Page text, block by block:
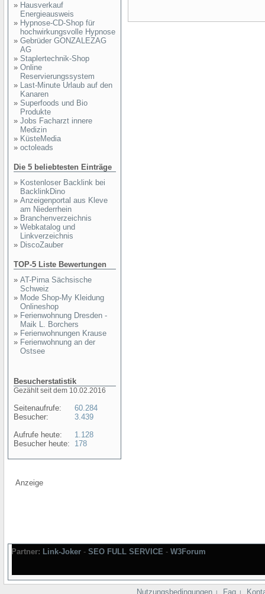
» Hausverkauf
Energieausweis
» Hypnose-CD-Shop für
hochwirkungsvolle Hypnose
» Gebrüder GONZALEZAG
AG
» Staplertechnik-Shop
» Online
Reservierungssystem
» Last-Minute Urlaub auf den
Kanaren
» Superfoods und Bio
Produkte
» Jobs Facharzt innere
Medizin
» KüsteMedia
» octoleads
Die 5 beliebtesten Einträge
» Kostenloser Backlink bei
BacklinkDino
» Anzeigenportal aus Kleve
am Niederrhein
» Branchenverzeichnis
» Webkatalog und
Linkverzeichnis
» DiscoZauber
TOP-5 Liste Bewertungen
» AT-Pirna Sächsische
Schweiz
» Mode Shop-My Kleidung
Onlineshop
» Ferienwohnung Dresden -
Maik L. Borchers
» Ferienwohnungen Krause
» Ferienwohnung an der
Ostsee
Besucherstatistik
Gezählt seit dem 10.02.2016
Seitenaufrufe:
Besucher:
Aufrufe heute:
Besucher heute:
60.284
3.439
1.128
178
Anzeige
Partner: Link-Joker - SEO FULL SERVICE - W3Forum
Nutzungsbedingungen | Faq |